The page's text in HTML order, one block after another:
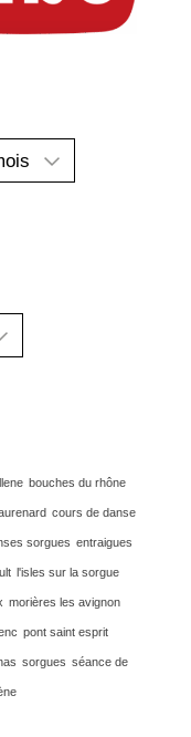
bouches du rhône
cours de danse
sorgues entraigues
l'isles sur la sorgue
morières les avignon
pont saint esprit
sorgues séance de